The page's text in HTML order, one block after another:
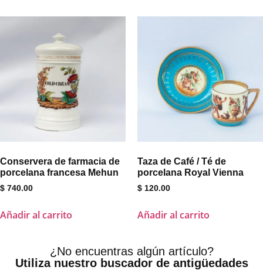
Conservera de farmacia de
porcelana francesa Mehun
$ 740.00
Añadir al carrito
Taza de Café / Té de
porcelana Royal Vienna
$ 120.00
Añadir al carrito
¿No encuentras algún artículo?
Utiliza nuestro buscador de antigüedades